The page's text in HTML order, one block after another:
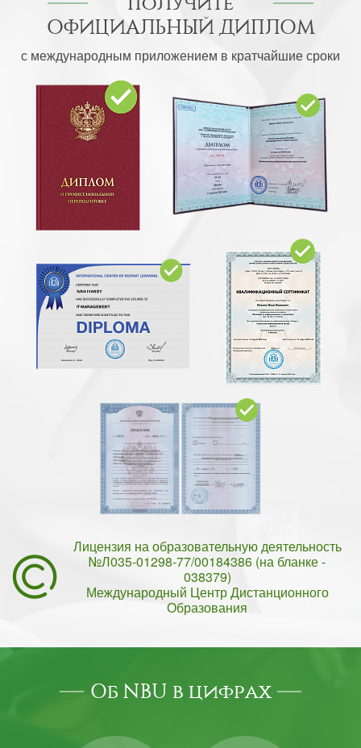
ОФИЦИАЛЬНЫЙ ДИПЛОМ
с международным приложением в кратчайшие сроки
Лицензия на образовательную деятельность
№Л035-01298-77/00184386 (на бланке -
038379)
Международный Центр Дистанционного
Образования
Об NBU в цифрах